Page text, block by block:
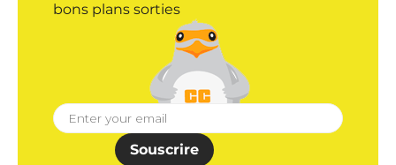
bons plans sorties
Souscrire